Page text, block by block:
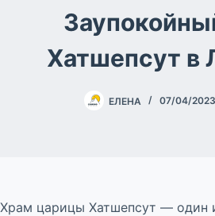
Хатшепсут в
ЕЛЕНА 07/04/2023
Храм царицы Хатшепсут — один